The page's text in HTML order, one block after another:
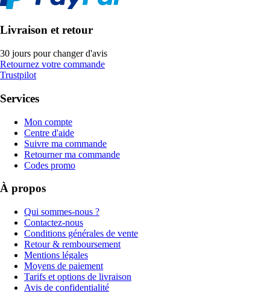
Livraison et retour
30 jours pour changer d'avis
Retournez votre commande
Trustpilot
Services
Mon compte
Centre d'aide
Suivre ma commande
Retourner ma commande
Codes promo
À propos
Qui sommes-nous ?
Contactez-nous
Conditions générales de vente
Retour & remboursement
Mentions légales
Moyens de paiement
Tarifs et options de livraison
Avis de confidentialité